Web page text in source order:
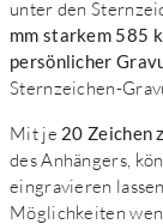
unter den
mm starkem 585
persönlicher
Sternzeichen-
Mit je 20 Zeichen
des Anhängers,
eingravieren
Möglichkeiten